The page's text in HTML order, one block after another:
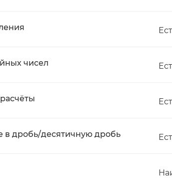
чисел
в дробь/десятичную дробь